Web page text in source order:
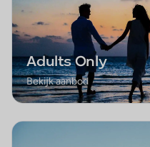
Adults Only
Bekijk aanbod